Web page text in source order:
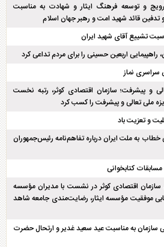
ترویج و توسعه فرهنگ ایثار و شهادت به مناسبت
تدفین قائد شهید امت و رهبر جهان اسلام
تشییع آقای شهید ایران
راهپیمایی اربعین حسینی را برای مردم تداعی کرد
نماز
و پیشرفت؛ سازمان اقتصادی کوثر، رتبه نخست
ملی تعالی و پیشرفت را کسب کرد
و تعزیت باد
خطاب به ملت ایران درباره تفاهم‌نامه رئیس‌جمهوران
کتابخوانی
اقتصادی کوثر در نشست با مدیران مؤسسه
موفقیت مؤسسه ایثار، رضایت‌مندی جامعه شاهد
سازمان به مناسبت عید سعید غدیر و ارتحال حضرت